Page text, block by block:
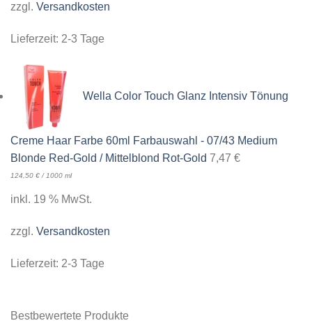
zzgl. Versandkosten
Lieferzeit: 2-3 Tage
Wella Color Touch Glanz Intensiv Tönung
Creme Haar Farbe 60ml Farbauswahl - 07/43 Medium
Blonde Red-Gold / Mittelblond Rot-Gold 7,47 €
124,50 € / 1000 ml
inkl. 19 % MwSt.
zzgl. Versandkosten
Lieferzeit: 2-3 Tage
Bestbewertete Produkte